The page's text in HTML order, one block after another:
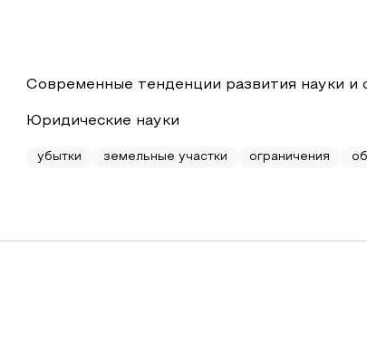
Современные тенденции развития науки и
Юридические науки
убытки земельные участки ограничения